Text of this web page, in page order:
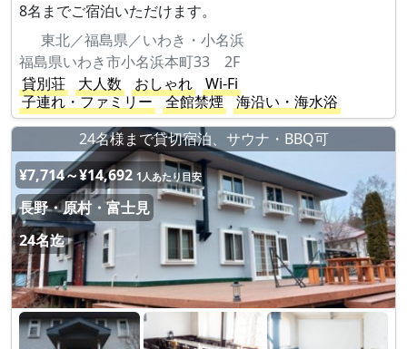
8名までご宿泊いただけます。
東北／福島県／いわき・小名浜
福島県いわき市小名浜本町33 2F
貸別荘
大人数 おしゃれ
Wi-Fi
子連れ・ファミリー
全館禁煙
海沿い・海水浴
24名様まで貸切宿泊、サウナ・BBQ可
¥7,714～¥14,692 1人あたり目安
長野・原村・富士見
24名迄